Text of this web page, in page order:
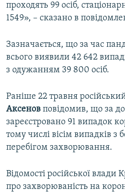
проходять 99 осіб,
1549», – сказано в
Зазначається, що за час
всього виявили 42 642
з одужанням 39 800 осіб.
Раніше 22 травня
Аксенов повідомив, що за
зареєстровано 91 випадок
тому числі вісім випадків
перебігом захворювання.
Відомості російської влади
про захворюваність на